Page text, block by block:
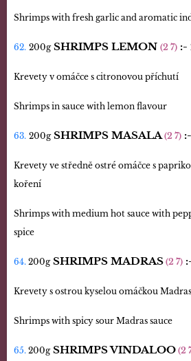
Shrimps with fresh garlic and aromatic
62. 200g SHRIMPS LEMON (2 7) :-
Krevety v omáčce s citronovou příchutí
Shrimps in sauce with lemon flavour
63. 200g SHRIMPS MASALA(2 7) :-
Krevety ve středně ostré omáčce s
koření
Shrimps with medium hot sauce with
spice
64. 200g SHRIMPS MADRAS (2 7)
Krevety s ostrou kyselou omáčkou Madras
Shrimps with spicy sour Madras sauce
65. 200g SHRIMPS VINDALOO (2